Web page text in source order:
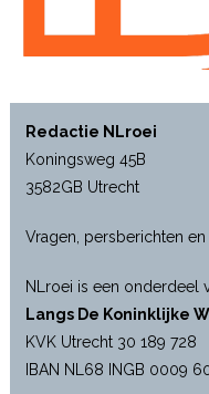
Redactie NLroei
Koningsweg 45B
3582GB Utrecht
Vragen, persberichten en
NLroei is een onderdeel
Langs De Koninklijke
KVK Utrecht 30 189 728
IBAN NL68 INGB 0009